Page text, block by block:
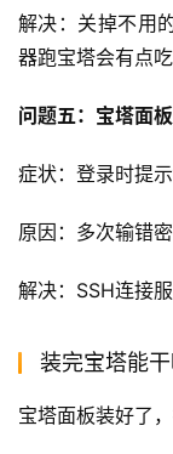
解决：关掉不用
器跑宝塔会有点吃
问题五：宝塔面
症状：登录时提示
原因：多次输错
解决：SSH连接
装完宝塔能
宝塔面板装好了